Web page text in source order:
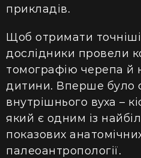
прикладів.
Щоб отримати точніші
дослідники провели
томографію черепа й
дитини. Вперше було
внутрішнього вуха –
який є одним із
показових
палеоантропології.